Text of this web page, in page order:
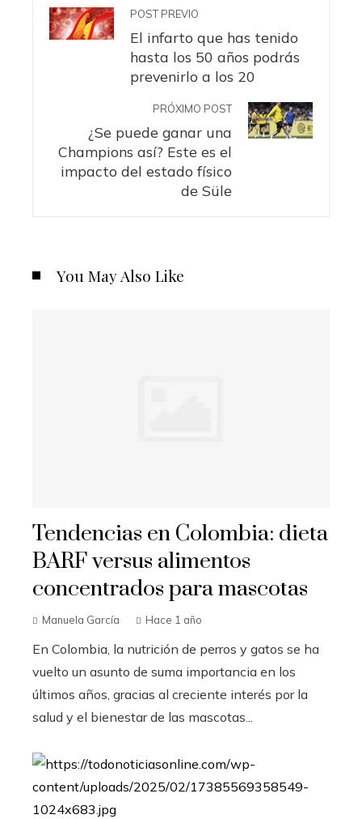
POST PREVIO
El infarto que has tenido
hasta los 50 años podrás
prevenirlo a los 20
PRÓXIMO POST
¿Se puede ganar una
Champions así? Este es el
impacto del estado físico
de Süle
You May Also Like
Tendencias en Colombia: dieta
BARF versus alimentos
concentrados para mascotas
Manuela García Hace 1 año
En Colombia, la nutrición de perros y gatos se ha
vuelto un asunto de suma importancia en los
últimos años, gracias al creciente interés por la
salud y el bienestar de las mascotas...